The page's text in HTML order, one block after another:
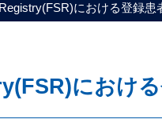
における登録
におけ